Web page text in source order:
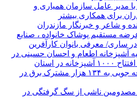
مدیر عامل سازمان همیاری و
برای همکاری بیشتر
و شاعر و خبرنگار مازندران
مستقیم پوشاک خانواده ، صنایع
ساری/ معرفی بانوان کارآفرین
آشپزخانه اطعام و احسان حسینی در
در استان
پرداخت پاداش صرفه جویی به ۱۳۴ هزار مشترک برق در
درصدی مصدومین ناشی از سگ گرفتگی در